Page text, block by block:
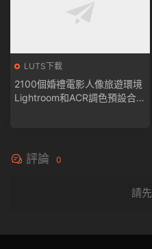
LUTS下載
2100個婚禮電影人像旅遊環境
Lightroom和ACR調色預設合集
評論 0
請先